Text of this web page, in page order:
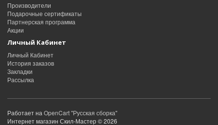
Производители
Подарочные сертификаты
Партнерская программа
Акции
Личный Кабинет
Личный Кабинет
История заказов
Закладки
Рассылка
Работает на OpenCart "Русская сборка"
Интернет магазин Скил-Мастер © 2026